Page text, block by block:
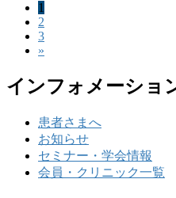
ペ
固
定
ペ
ー
1
固
定
ペ
ジ
2
固
定
ー
3
»
インフォメーショ
患者さまへ
お知らせ
セミナー・学会情報
会員・クリニック一覧